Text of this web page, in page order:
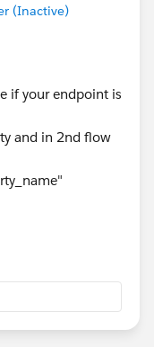
(Inactive)
if your endpoint is
and in 2nd flow